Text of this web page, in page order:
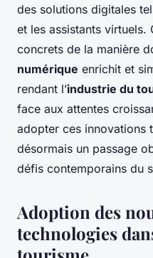
des solutions digitales
et les assistants virtuels.
concrets de la manière
numérique enrichit et
rendant l’industrie du
face aux attentes
adopter ces innovations
désormais un passage
défis contemporains du
Adoption des
technologies